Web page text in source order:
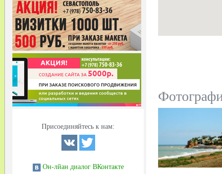
Присоединяйтесь к нам:
Он-лйан диалог ВКонтакте